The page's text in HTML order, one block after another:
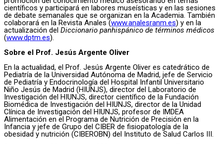
científicos y participará en labores museísticas y en las sesiones
de debate semanales que se organizan en la Academia. También
colaborará en la Revista Anales (www.analesranm.es) y en la
actualización del Diccionario panhispánico de términos médicos
(www.dptm.es).
Sobre el Prof. Jesús Argente Oliver
En la actualidad, el Prof. Jesús Argente Oliver es catedrático de
Pediatría de la Universidad Autónoma de Madrid, jefe de Servicio
de Pediatría y Endocrinología del Hospital Infantil Universitario
Niño Jesús de Madrid (HIUNJS), director del Laboratorio de
Investigación del HIUNJS, director científico de la Fundación
Biomédica de Investigación del HIUNJS, director de la Unidad
Clínica de Investigación del HIUNJS, profesor de IMDEA
Alimentación en el Programa de Nutrición de Precisión en la
Infancia y jefe de Grupo del CIBER de fisiopatología de la
obesidad y nutrición (CIBEROBN) del Instituto de Salud Carlos III.